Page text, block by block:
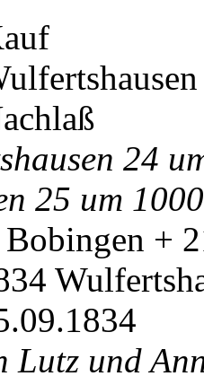
24
25 um
+
Lutz und